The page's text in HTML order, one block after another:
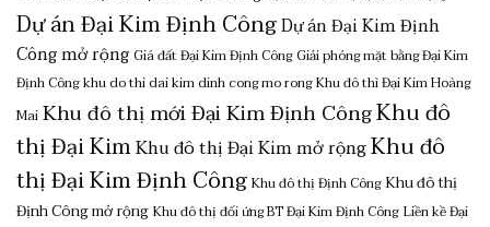
Dự án Đại Kim Định CôngDự án Đại Kim Định
Công mở rộngGiá đất Đại Kim Định CôngGiải phóng mặt bằng Đại Kim
Định Côngkhu do thi dai kim dinh cong mo rongKhu đô thì Đại Kim Hoàng
MaiKhu đô thị mới Đại Kim Định CôngKhu đô
thị Đại KimKhu đô thị Đại Kim mở rộngKhu đô
thị Đại Kim Định CôngKhu đô thị Định CôngKhu đô thị
Định Công mở rộngKhu đô thị đối ứng BT Đại Kim Định Công Liền kề Đại